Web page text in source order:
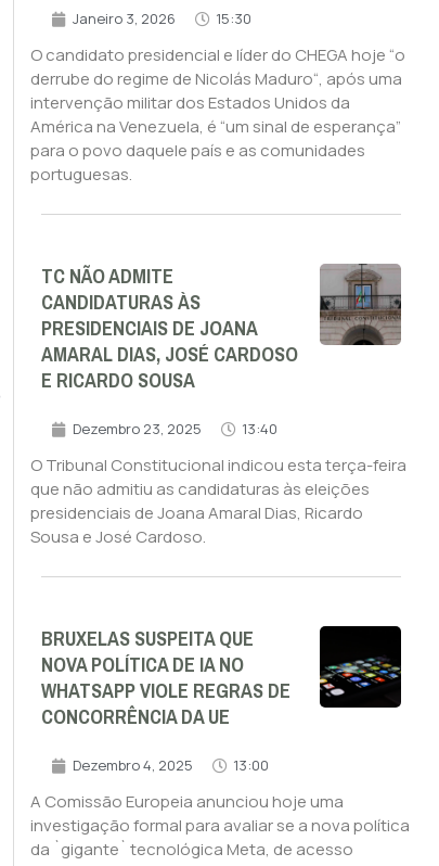
Janeiro 3, 2026 15:30
O candidato presidencial e líder do CHEGA hoje “o
derrube do regime de Nicolás Maduro“, após uma
intervenção militar dos Estados Unidos da
América na Venezuela, é “um sinal de esperança”
para o povo daquele país e as comunidades
portuguesas.
TC NÃO ADMITE
CANDIDATURAS ÀS
PRESIDENCIAIS DE JOANA
AMARAL DIAS, JOSÉ CARDOSO
E RICARDO SOUSA
Dezembro 23, 2025 13:40
O Tribunal Constitucional indicou esta terça-feira
que não admitiu as candidaturas às eleições
presidenciais de Joana Amaral Dias, Ricardo
Sousa e José Cardoso.
BRUXELAS SUSPEITA QUE
NOVA POLÍTICA DE IA NO
WHATSAPP VIOLE REGRAS DE
CONCORRÊNCIA DA UE
Dezembro 4, 2025 13:00
A Comissão Europeia anunciou hoje uma
investigação formal para avaliar se a nova política
da `gigante` tecnológica Meta, de acesso